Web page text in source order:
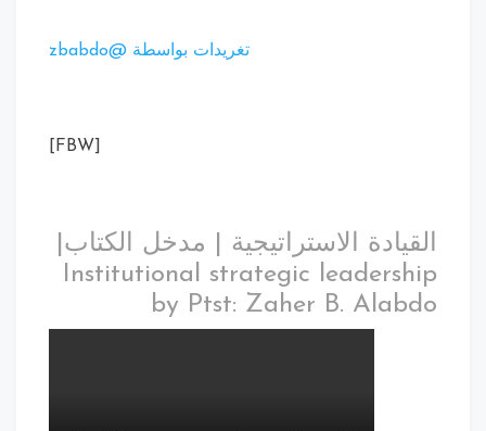
تغريدات بواسطة @zbabdo
القيادة الاستراتيجية | مدخل الكتاب|
Institutional strategic leadership
by Ptst: Zaher B. Alabdo